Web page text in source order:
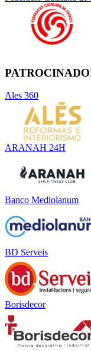
Ales 360
ARANAH 24H
Banco Mediolanum
BD Serveis
Borisdecor